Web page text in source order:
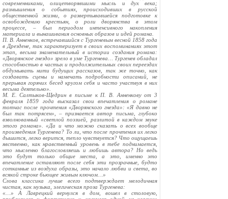
современниками, олицетворявшими мысль и дух века;
размышления о событиях, происходивших в русской
общественной жизни, о развертывавшейся подготовке к
освобождению крестьян, о роли дворянства в этом
процессе, – был периодом интенсивного накопления
материала и вынашивания основных образов и идей романа.
П. В. Анненков, встречавшийся с Тургеневым весной 1858 года
в Дрездене, так характеризует в своих воспоминаниях этот
этап, весьма знаменательный в истории создания романа:
«Дворянское гнездо» зрело в уме Тургенева… Тургенев обладал
способностью в частых и продолжительных своих переездах
обдумывать нити будущих рассказов, так же точно, как
создавать сцены и намечать подробности описаний, не
прерывая горячих бесед кругом себя и часто участвуя в них
весьма деятельно».
М. Е. Салтыков-Щедрин в письме к П. В. Анненкову от 3
февраля 1859 года высказал свои впечатления о романе
тотчас после прочтения «Дворянского гнезда»: «Я давно не
был так потрясен», – признается автор письма, глубоко
взволнованный «светлой поэзией, разлитой в каждом звуке
этого романа». «Да и что можно сказать о всех вообще
произведения Тургенева? То ли, что после прочтения их легко
дышится, легко верится, тепло чувствуется? Что ощущаешь
явственно, как нравственный уровень в тебе поднимается,
что мысленно благословляешь и любишь автора? Но ведь
это будут только общие места, а это, именно это
впечатление оставляют после себя эти прозрачные, будто
сотканные из воздуха образы, это начало любви и света, во
всякой строке бьющее живым ключом…»
Слова классика лучше всего подтверждает мелодичная
чистая, как музыка, элегическая проза Тургенева:
«…» А Лаврецкий вернулся в дом, вошел в столовую,